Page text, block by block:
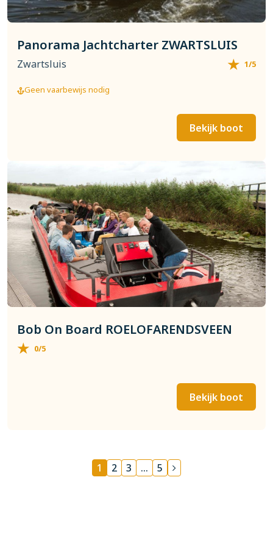
Panorama Jachtcharter ZWARTSLUIS
Zwartsluis 1/5
Geen vaarbewijs nodig
Bekijk boot
Bob On Board ROELOFARENDSVEEN
0/5
Bekijk boot
1 2 3 … 5